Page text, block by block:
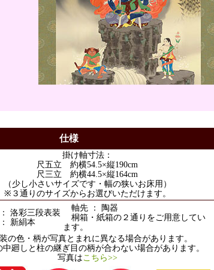
仕様
掛け軸寸法：
尺五立 約横54.5×縦190cm
尺三立 約横44.5×縦164cm
（少し小さいサイズです・幅の狭いお床用）
※３通りのサイズからお選びいただけます。
彩三段表装
新絹本
軸先 ： 陶器
桐箱・紙箱の２通りをご用意してい
ます。
の色・柄が写真とまれに異なる場合があります。
廻しと柱の継ぎ目の柄が合わない場合があります。
写真はこちら>>